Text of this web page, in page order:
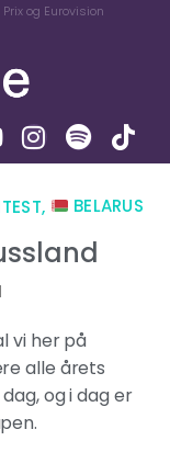
og Eurovision
, BELARUS
vi her på
alle årets
og i dag er